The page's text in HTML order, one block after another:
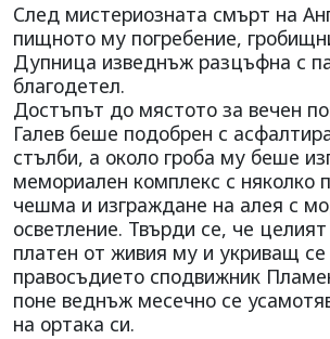
След мистериозната смърт на
пищното му погребение,
Дупница изведнъж разцъфна с
благодетел.
Достъпът до мястото за вечен
Галев беше подобрен с
стълби, а около гроба му беше
мемориален комплекс с няколко
чешма и изграждане на алея с
осветление. Твърди се, че
платен от живия му и укриващ се
правосъдието сподвижник
поне веднъж месечно се
на ортака си.